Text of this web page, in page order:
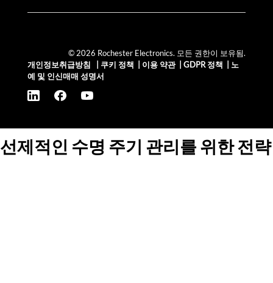
© 2026 Rochester Electronics. 모든 권한이 보유됨.
개인정보취급방침
쿠키 정책 이용 약관| GDPR 정책
노
예 및 인신매매 성명서
선제적인 수명 주기 관리를 위한 전략